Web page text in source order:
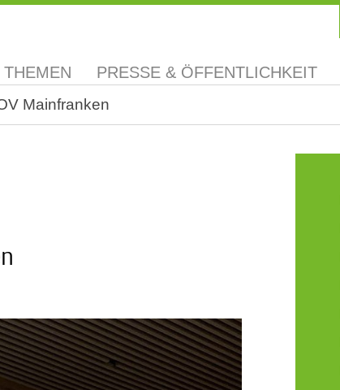
THEMEN PRESSE & ÖFFENTLICHKEIT
Mainfranken